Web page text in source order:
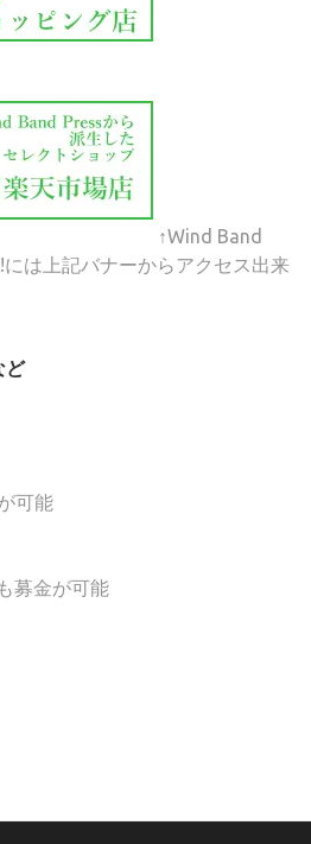
↑Wind Band
には上記バナーからアクセス出来
ど
可能
募金が可能